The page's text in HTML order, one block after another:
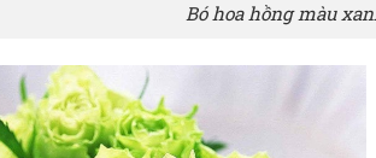
Bó hoa hồng màu